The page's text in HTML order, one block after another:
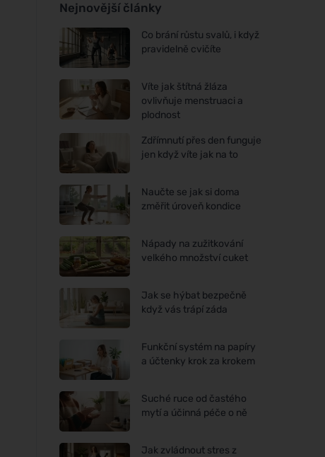
Nejnovější články
Co brání růstu svalů, i když
pravidelně cvičíte
Víte jak štítná žláza
ovlivňuje menstruaci a
plodnost
Zdřímnutí přes den funguje
jen když víte jak na to
Naučte se jak si doma
změřit úroveň kondice
Nápady na zužitkování
velkého množství cuket
Jak se hýbat bezpečně
když vás trápí záda
Funkční systém na papíry
a účtenky krok za krokem
Suché ruce od častého
mytí a účinná péče o ně
Jak zvládnout stres z